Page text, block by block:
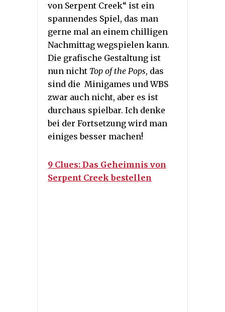
von Serpent Creek“ ist ein
spannendes Spiel, das man
gerne mal an einem chilligen
Nachmittag wegspielen kann.
Die grafische Gestaltung ist
nun nicht Top of the Pops, das
sind die Minigames und WBS
zwar auch nicht, aber es ist
durchaus spielbar. Ich denke
bei der Fortsetzung wird man
einiges besser machen!
9 Clues: Das Geheimnis von
Serpent Creek bestellen